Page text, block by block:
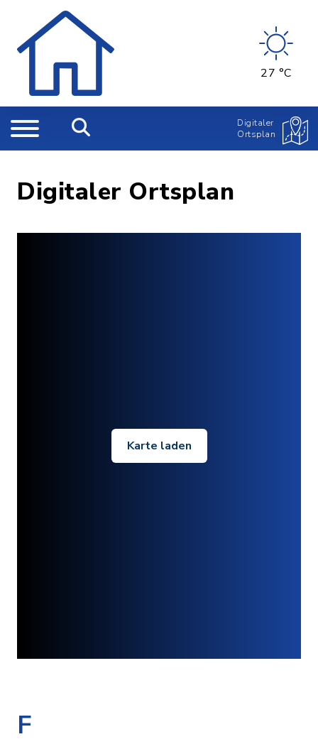
27 °C
Digitaler
Ortsplan
Digitaler Ortsplan
Karte laden
F